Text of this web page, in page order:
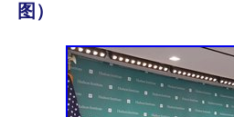
图）